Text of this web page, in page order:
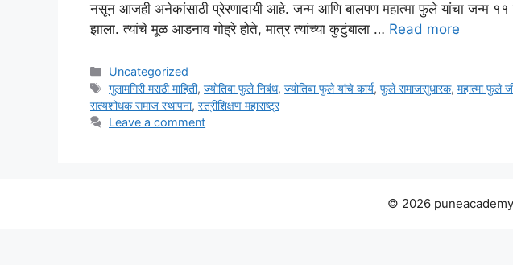
नसून आजही अनेकांसाठी प्रेरणादायी आहे. जन्म आणि बालपण महात्मा फुले यांचा जन्म ११
झाला. त्यांचे मूळ आडनाव गोह्रे होते, मात्र त्यांच्या कुटुंबाला … Read more
Categories
Uncategorized
Tags
गुलामगिरी मराठी माहिती,ज्योतिबा फुले निबंध,ज्योतिबा फुले यांचे कार्य,फुले समाजसुधारक,महात्मा फुले
सत्यशोधक समाज स्थापना, स्त्रीशिक्षण महाराष्ट्र
Leave a comment
© 2026